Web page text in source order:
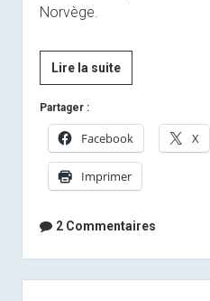
Norvège.
Lire la suite[By
Anaïs]
entrainement
du
jour…
Partager :
Facebook X
Imprimer
2 Commentaires